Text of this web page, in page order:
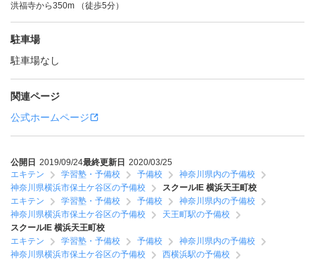
洪福寺から350m （徒歩5分）
駐車場
駐車場なし
関連ページ
公式ホームページ
公開日 2019/09/24最終更新日 2020/03/25
エキテン
学習塾・予備校 予備校
神奈川県内の予備校
神奈川県横浜市保土ケ谷区の予備校
スクールIE 横浜天王町校
エキテン
学習塾・予備校 予備校
神奈川県内の予備校
神奈川県横浜市保土ケ谷区の予備校
天王町駅の予備校
スクールIE 横浜天王町校
エキテン
学習塾・予備校 予備校
神奈川県内の予備校
神奈川県横浜市保土ケ谷区の予備校
西横浜駅の予備校